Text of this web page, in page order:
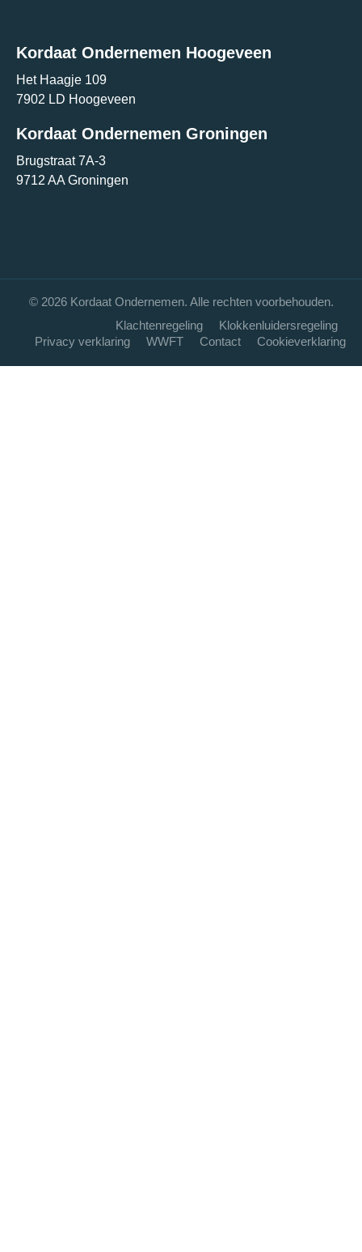
Kordaat Ondernemen Hoogeveen
Het Haagje 109
7902 LD Hoogeveen
Kordaat Ondernemen Groningen
Brugstraat 7A-3
9712 AA Groningen
© 2026 Kordaat Ondernemen. Alle rechten voorbehouden.
Klachtenregeling
Klokkenluidersregeling
Privacy verklaring
WWFT Contact Cookieverklaring